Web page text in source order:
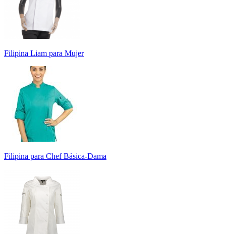
Filipina Liam para Mujer
Filipina para Chef Básica-Dama